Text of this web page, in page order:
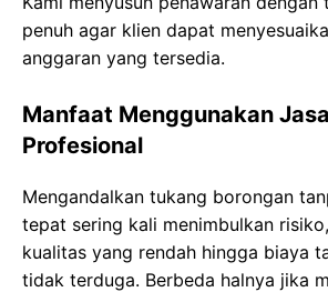
penuh agar klien dapat
anggaran yang tersedia.
Manfaat Menggunakan
Profesional
Mengandalkan tukang borongan
tepat sering kali menimbulkan
kualitas yang rendah hingga biaya
tidak terduga. Berbeda halnya jika